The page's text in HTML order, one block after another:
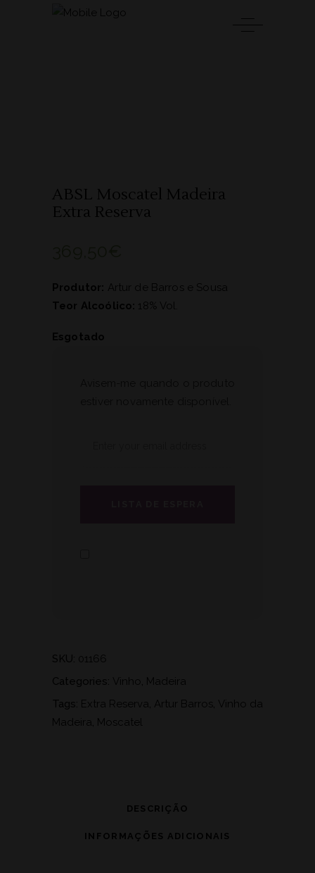
ABSL Moscatel Madeira
Extra Reserva
Produtor: Artur de Barros e Sousa
Teor Alcoólico: 18% Vol.
Esgotado
SKU: 01166
Categories:
Vinho , Madeira
Tags: Extra Reserva, Artur Barros ,
Vinho da
Madeira, Moscatel
DESCRIÇÃO
INFORMAÇÕES ADICIONAIS